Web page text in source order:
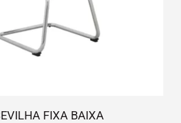
FIXA BAIXA